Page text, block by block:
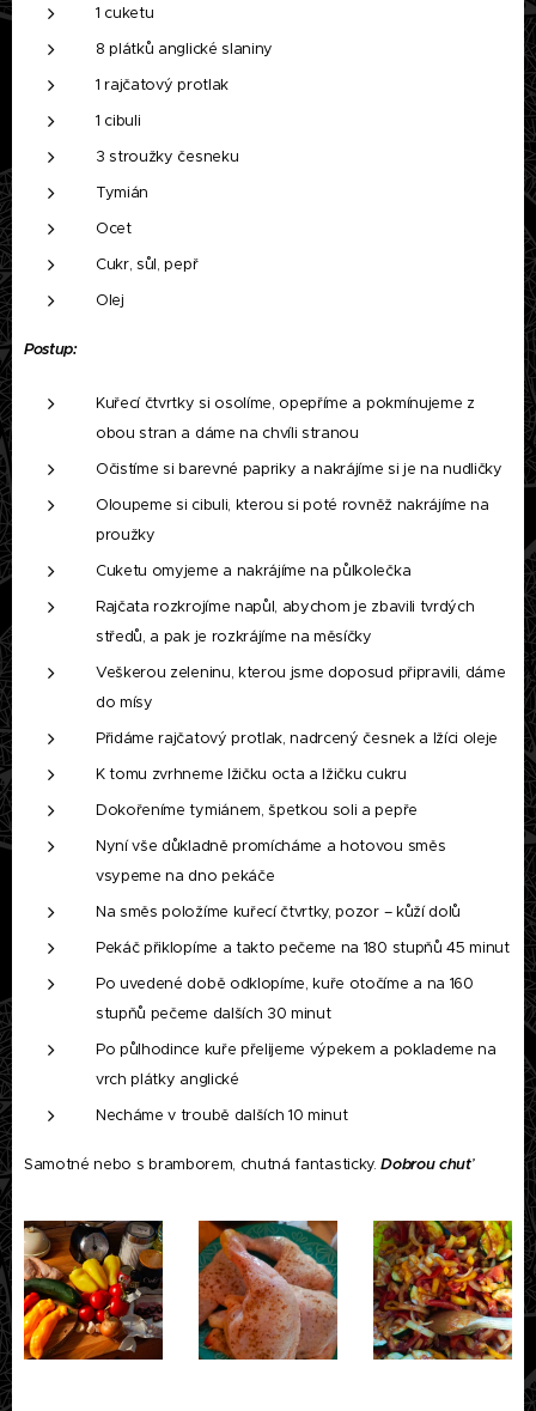
1 cuketu
8 plátků anglické slaniny
1 rajčatový protlak
1 cibuli
3 stroužky česneku
Tymián
Ocet
Cukr, sůl, pepř
Olej
Postup:
Kuřecí čtvrtky si osolíme, opepříme a pokmínujeme z
obou stran a dáme na chvíli stranou
Očistíme si barevné papriky a nakrájíme si je na nudličky
Oloupeme si cibuli, kterou si poté rovněž nakrájíme na
proužky
Cuketu omyjeme a nakrájíme na půlkolečka
Rajčata rozkrojíme napůl, abychom je zbavili tvrdých
středů, a pak je rozkrájíme na měsíčky
Veškerou zeleninu, kterou jsme doposud připravili, dáme
do mísy
Přidáme rajčatový protlak, nadrcený česnek a lžíci oleje
K tomu zvrhneme lžičku octa a lžičku cukru
Dokořeníme tymiánem, špetkou soli a pepře
Nyní vše důkladně promícháme a hotovou směs
vsypeme na dno pekáče
Na směs položíme kuřecí čtvrtky, pozor – kůží dolů
Pekáč přiklopíme a takto pečeme na 180 stupňů 45 minut
Po uvedené době odklopíme, kuře otočíme a na 160
stupňů pečeme dalších 30 minut
Po půlhodince kuře přelijeme výpekem a poklademe na
vrch plátky anglické
Necháme v troubě dalších 10 minut
Samotné nebo s bramborem, chutná fantasticky.Dobrou chuť